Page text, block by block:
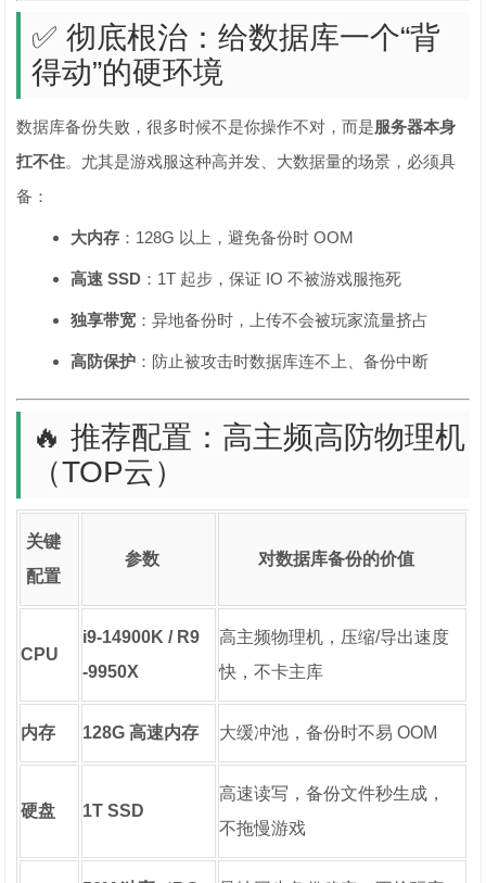
✅ 彻底根治：给数据库一个“背
得动”的硬环境
数据库备份失败，很多时候不是你操作不对，而是服务器本身
扛不住。尤其是游戏服这种高并发、大数据量的场景，必须具
备：
大内存 ：128G 以上，避免备份时 OOM
高速 SSD ：1T 起步，保证 IO 不被游戏服拖死
独享带宽 ：异地备份时，上传不会被玩家流量挤占
高防保护 ：防止被攻击时数据库连不上、备份中断
🔥 推荐配置：高主频高防物理机
（TOP云）
关键
配置
参数 对数据库备份的价值
CPU
i9-14900K / R9
-9950X
高主频物理机，压缩/导出速度
快，不卡主库
内存 128G 高速内存 大缓冲池，备份时不易 OOM
硬盘 1T SSD
高速读写，备份文件秒生成，
不拖慢游戏